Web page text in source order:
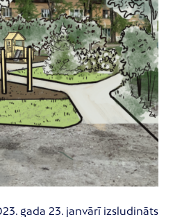
gada 23. janvārī izsludināts